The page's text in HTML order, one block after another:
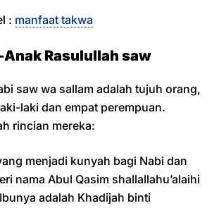
: manfaat takwa
Anak Rasulullah saw
saw wa sallam adalah tujuh orang,
laki dan empat perempuan.
rincian mereka:
menjadi kunyah bagi Nabi dan
nama Abul Qasim shallallahu’alaihi
adalah Khadijah binti